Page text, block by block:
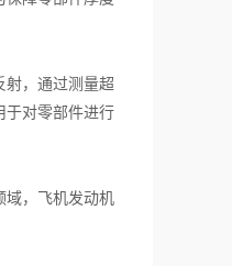
，通过测量超
于对零部件进行
，飞机发动机